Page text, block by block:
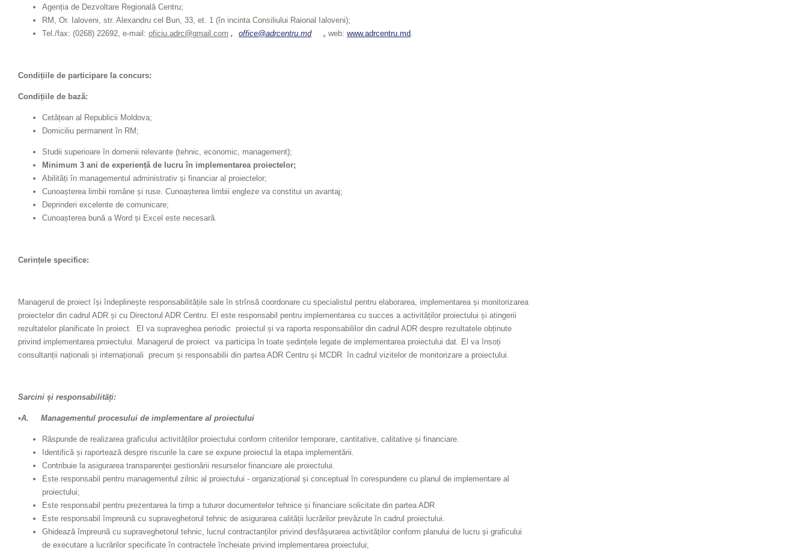
Agenția de Dezvoltare Regională Centru;
RM, Or. Ialoveni, str. Alexandru cel Bun, 33, et. 1 (în incinta Consiliului Raional Ialoveni);
Tel./fax: (0268) 22692, e-mail: oficiu.adrc@gmail.com , office@adrcentru.md , web: www.adrcentru.md.
Condițiile de participare la concurs:
Condițiile de bază:
Cetățean al Republicii Moldova;
Domiciliu permanent în RM;
Studii superioare în domenii relevante (tehnic, economic, management);
Minimum 3 ani de experiență de lucru în implementarea proiectelor;
Abilități în managementul administrativ și financiar al proiectelor;
Cunoașterea limbii române și ruse. Cunoașterea limbii engleze va constitui un avantaj;
Deprinderi excelente de comunicare;
Cunoașterea bună a Word și Excel este necesară.
Cerințele specifice:
Managerul de proiect își îndeplinește responsabilitățile sale în strînsă coordonare cu specialistul pentru elaborarea, implementarea și monitorizarea
proiectelor din cadrul ADR și cu Directorul ADR Centru. El este responsabil pentru implementarea cu succes a activităților proiectului și atingerii
rezultatelor planificate în proiect. El va supraveghea periodic proiectul și va raporta responsabililor din cadrul ADR despre rezultatele obținute
privind implementarea proiectului. Managerul de proiect va participa în toate ședințele legate de implementarea proiectului dat. El va însoți
consultanții naționali și internaționali precum și responsabilii din partea ADR Centru și MCDR în cadrul vizitelor de monitorizare a proiectului.
Sarcini și responsabilități:
•A. Managementul procesului de implementare al proiectului
Răspunde de realizarea graficului activităților proiectului conform criteriilor temporare, cantitative, calitative și financiare.
Identifică și raportează despre riscurile la care se expune proiectul la etapa implementării.
Contribuie la asigurarea transparenței gestionării resurselor financiare ale proiectului.
Este responsabil pentru managementul zilnic al proiectului - organizațional și conceptual în corespundere cu planul de implementare al
proiectului;
Este responsabil pentru prezentarea la timp a tuturor documentelor tehnice și financiare solicitate din partea ADR
Este responsabil împreună cu supraveghetorul tehnic de asigurarea calității lucrărilor prevăzute în cadrul proiectului.
Ghidează împreună cu supraveghetorul tehnic, lucrul contractanților privind desfășurarea activităților conform planului de lucru și graficului
de executare a lucrărilor specificate în contractele încheiate privind implementarea proiectului;